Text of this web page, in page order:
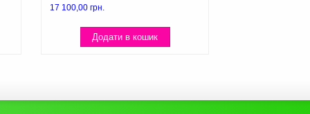
17 100,00грн.
Додати в кошик